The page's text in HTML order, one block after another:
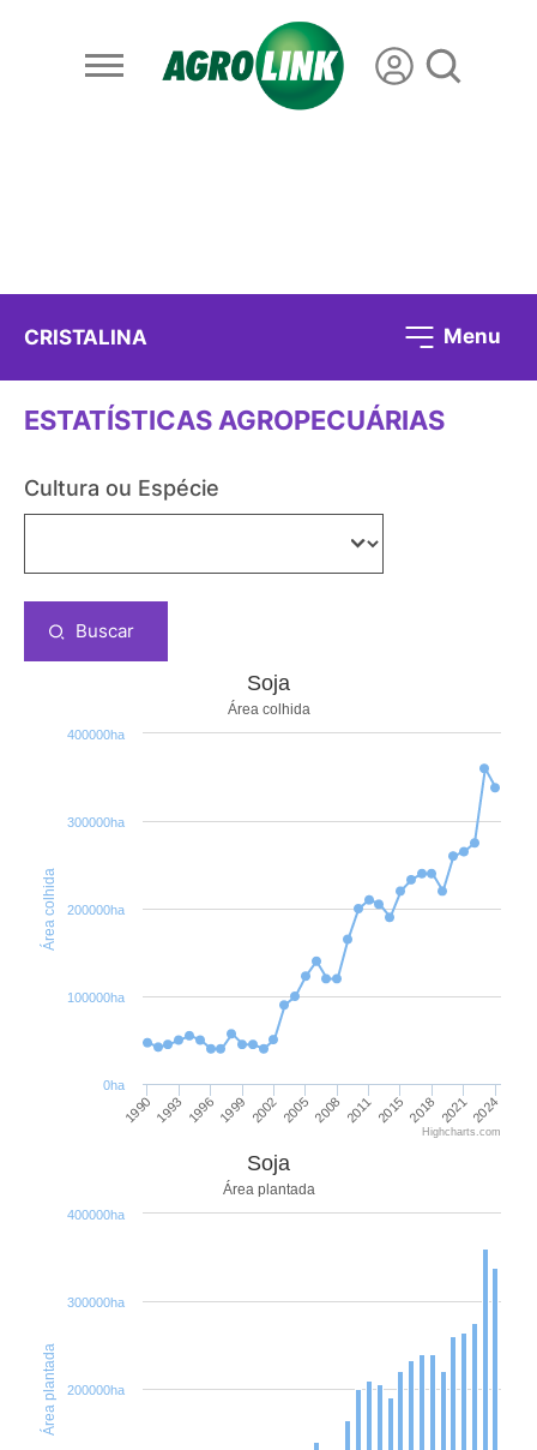
CRISTALINA Menu
ESTATÍSTICAS AGROPECUÁRIAS
Cultura ou Espécie
Buscar
Área colhida
Soja
Área colhida
1990 1996 2002 2008 2015 2021
1993 1999 2005 2011 2018 2024
0ha
100000ha
200000ha
300000ha
400000ha
Highcharts.com
Área plantada
Soja
Área plantada
200000ha
300000ha
400000ha